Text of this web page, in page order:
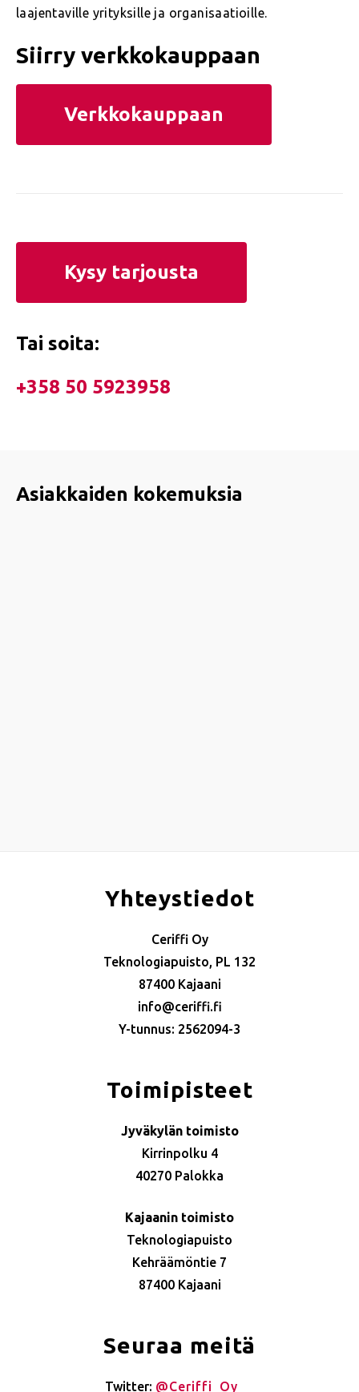
laajentaville yrityksille ja organisaatioille.
Siirry verkkokauppaan
Verkkokauppaan
Kysy tarjousta
Tai soita:
+358 50 5923958
Asiakkaiden kokemuksia
Yhteystiedot
Ceriffi Oy
Teknologiapuisto, PL 132
87400 Kajaani
info@ceriffi.fi
Y-tunnus: 2562094-3
Toimipisteet
Jyväkylän toimisto
Kirrinpolku 4
40270 Palokka
Kajaanin toimisto
Teknologiapuisto
Kehräämöntie 7
87400 Kajaani
Seuraa meitä
Twitter: @Ceriffi_Oy